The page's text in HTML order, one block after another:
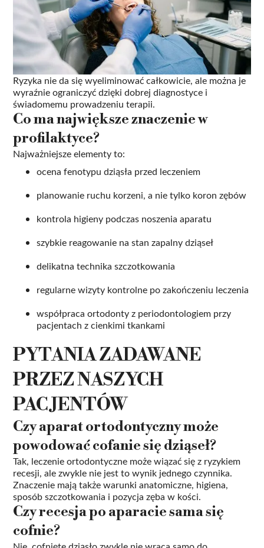
Ryzyka nie da się wyeliminować całkowicie, ale można je
wyraźnie ograniczyć dzięki dobrej diagnostyce i
świadomemu prowadzeniu terapii.
Co ma największe znaczenie w
profilaktyce?
Najważniejsze elementy to:
ocena fenotypu dziąsła przed leczeniem
planowanie ruchu korzeni, a nie tylko koron zębów
kontrola higieny podczas noszenia aparatu
szybkie reagowanie na stan zapalny dziąseł
delikatna technika szczotkowania
regularne wizyty kontrolne po zakończeniu leczenia
współpraca ortodonty z periodontologiem przy
pacjentach z cienkimi tkankami
PYTANIA ZADAWANE
PRZEZ NASZYCH
PACJENTÓW
Czy aparat ortodontyczny może
powodować cofanie się dziąseł?
Tak, leczenie ortodontyczne może wiązać się z ryzykiem
recesji, ale zwykle nie jest to wynik jednego czynnika.
Znaczenie mają także warunki anatomiczne, higiena,
sposób szczotkowania i pozycja zęba w kości.
Czy recesja po aparacie sama się
cofnie?